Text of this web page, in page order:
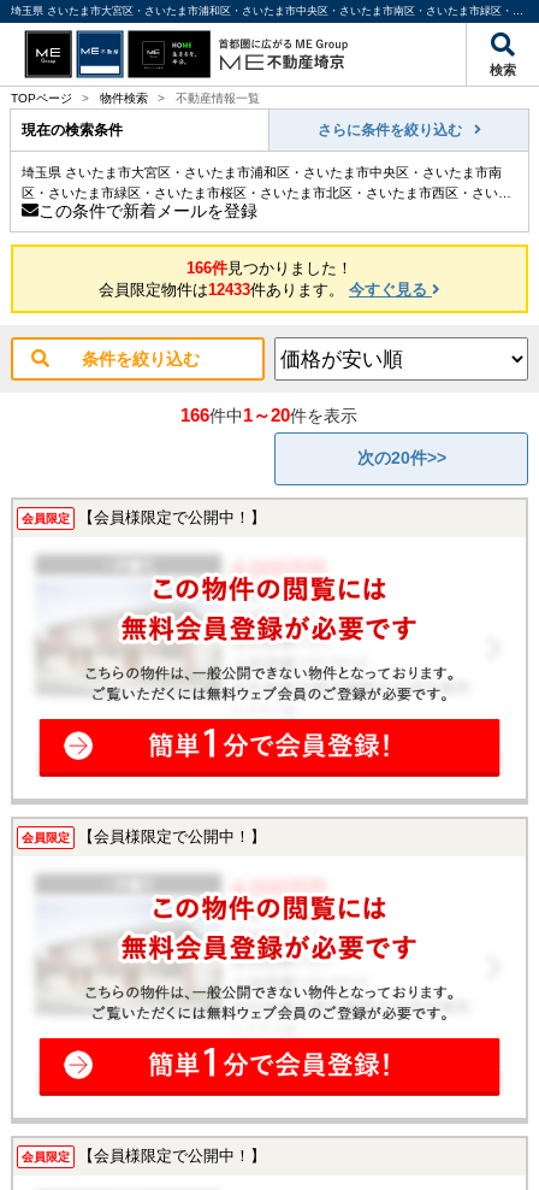
埼玉県 さいたま市大宮区・さいたま市浦和区・さいたま市中央区・さいたま市南区・さいたま市緑区・さいたま市桜区・さいたま市北区・さいたま市西区・さいたま市見沼区・さいたま市岩槻区 ローン返済額 8万円台 ｜埼玉・東京・千葉の不動産のことならME不動産埼京
検索
TOPページ > 物件検索 > 不動産情報一覧
現在の検索条件 さらに条件を絞り込む
埼玉県 さいたま市大宮区・さいたま市浦和区・さいたま市中央区・さいたま市南
区・さいたま市緑区・さいたま市桜区・さいたま市北区・さいたま市西区・さいた
ま市見沼区・さいたま市岩槻区 ローン返済額 8万円台
この条件で新着メールを登録
166件見つかりました！
会員限定物件は12433件あります。 今すぐ見る
条件を絞り込む
166件中1～20件を表示
次の20件>>
会員限定 【会員様限定で公開中！】
会員限定 【会員様限定で公開中！】
会員限定 【会員様限定で公開中！】